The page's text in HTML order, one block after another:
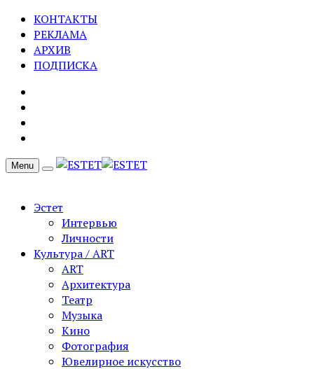
КОНТАКТЫ
РЕКЛАМА
АРХИВ
ПОДПИСКА
Menu
Эстет
Интервью
Личности
Культура / ART
ART
Архитектура
Театр
Музыка
Кино
Фотография
Ювелирное искусство